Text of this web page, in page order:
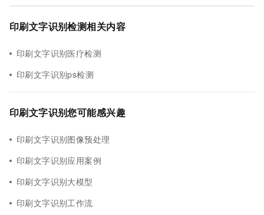
印刷文字识别检测相关内容
印刷文字识别医疗检测
印刷文字识别ps检测
印刷文字识别您可能感兴趣
印刷文字识别图像预处理
印刷文字识别应用案例
印刷文字识别大模型
印刷文字识别工作流